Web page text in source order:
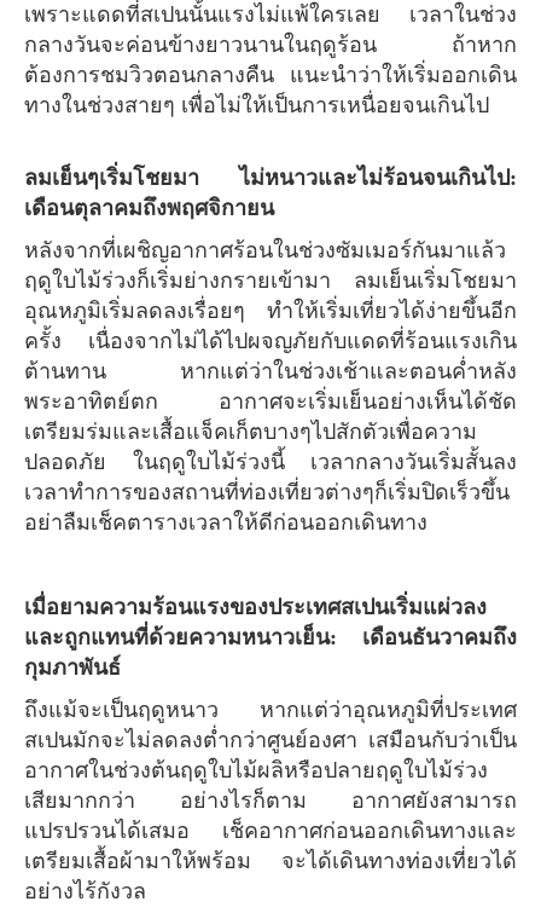
เพราะแดดที่สเปนนั้นแรงไม่แพ้ใครเลย เวลาในช่วง
กลางวันจะค่อนข้างยาวนานในฤดูร้อน ถ้าหาก
ต้องการชมวิวตอนกลางคืน แนะนำว่าให้เริ่มออกเดิน
ทางในช่วงสายๆ เพื่อไม่ให้เป็นการเหนื่อยจนเกินไป
ลมเย็นๆเริ่มโชยมา ไม่หนาวและไม่ร้อนจนเกินไป:
เดือนตุลาคมถึงพฤศจิกายน
หลังจากที่เผชิญอากาศร้อนในช่วงซัมเมอร์กันมาแล้ว
ฤดูใบไม้ร่วงก็เริ่มย่างกรายเข้ามา ลมเย็นเริ่มโชยมา
อุณหภูมิเริ่มลดลงเรื่อยๆ ทำให้เริ่มเที่ยวได้ง่ายขึ้นอีก
ครั้ง เนื่องจากไม่ได้ไปผจญภัยกับแดดที่ร้อนแรงเกิน
ต้านทาน หากแต่ว่าในช่วงเช้าและตอนค่ำหลัง
พระอาทิตย์ตก อากาศจะเริ่มเย็นอย่างเห็นได้ชัด
เตรียมร่มและเสื้อแจ็คเก็ตบางๆไปสักตัวเพื่อความ
ปลอดภัย ในฤดูใบไม้ร่วงนี้ เวลากลางวันเริ่มสั้นลง
เวลาทำการของสถานที่ท่องเที่ยวต่างๆก็เริ่มปิดเร็วขึ้น
อย่าลืมเช็คตารางเวลาให้ดีก่อนออกเดินทาง
เมื่อยามความร้อนแรงของประเทศสเปนเริ่มแผ่วลง
และถูกแทนที่ด้วยความหนาวเย็น: เดือนธันวาคมถึง
กุมภาพันธ์
ถึงแม้จะเป็นฤดูหนาว หากแต่ว่าอุณหภูมิที่ประเทศ
สเปนมักจะไม่ลดลงต่ำกว่าศูนย์องศา เสมือนกับว่าเป็น
อากาศในช่วงต้นฤดูใบไม้ผลิหรือปลายฤดูใบไม้ร่วง
เสียมากกว่า อย่างไรก็ตาม อากาศยังสามารถ
แปรปรวนได้เสมอ เช็คอากาศก่อนออกเดินทางและ
เตรียมเสื้อผ้ามาให้พร้อม จะได้เดินทางท่องเที่ยวได้
อย่างไร้กังวล